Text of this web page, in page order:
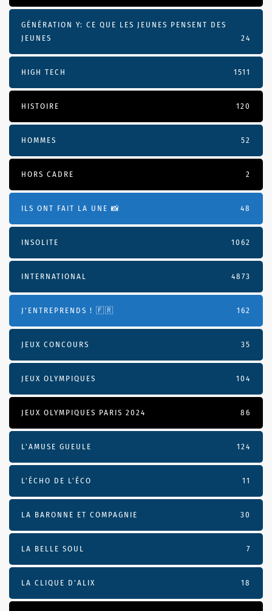
GÉNÉRATION Y: CE QUE LES JEUNES PENSENT DES
JEUNES
24
HIGH TECH 1511
HISTOIRE 120
HOMMES 52
HORS CADRE 2
ILS ONT FAIT LA UNE 📸 48
INSOLITE 1062
INTERNATIONAL 4873
J'ENTREPRENDS ! 🇫🇷 162
JEUX CONCOURS 35
JEUX OLYMPIQUES 104
JEUX OLYMPIQUES PARIS 2024 86
L'AMUSE GUEULE 124
L’ÉCHO DE L’ÉCO 11
LA BARONNE ET COMPAGNIE 30
LA BELLE SOUL 7
LA CLIQUE D'ALIX 18